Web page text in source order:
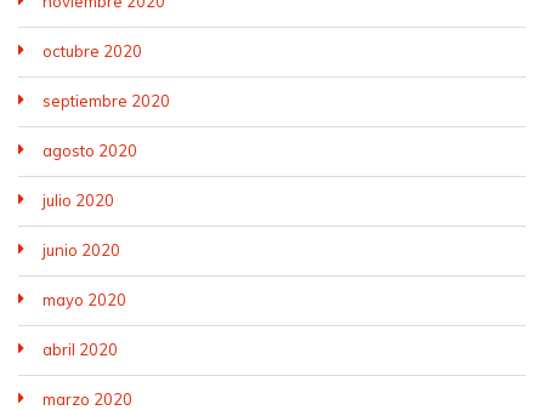
octubre 2020
septiembre 2020
agosto 2020
julio 2020
junio 2020
mayo 2020
abril 2020
marzo 2020